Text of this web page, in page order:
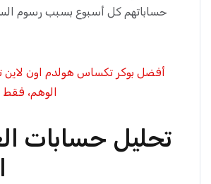
حساباتهم كل أسبوع بسبب رسوم
أفضل بوكر تكساس هولدم اون لاين
الوهم،
تحليل حسابات